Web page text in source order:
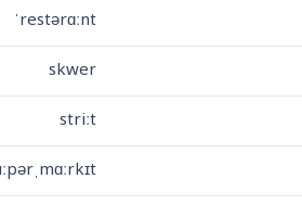
ˈrestərɑːnt
skwer
striːt